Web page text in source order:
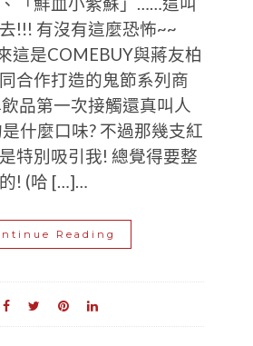
!!! 有沒有這麼恐怖~~
這是COMEBUY與蔣友柏
合作打造的鬼節系列商
品第一次接觸還真叫人
什麼口味? 不過那幾支紅
特別吸引我! 總覺得要整
! (哈 […]…
Reading